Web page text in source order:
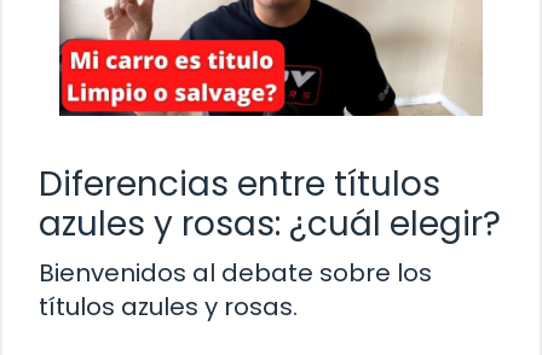
Diferencias entre títulos
azules y rosas: ¿cuál elegir?
Bienvenidos al debate sobre los
títulos azules y rosas.